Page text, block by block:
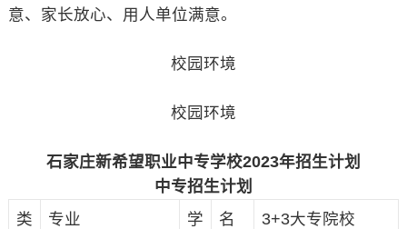
意、家长放心、用人单位满意。
校园环境
校园环境
石家庄新希望职业中专学校2023年招生计划
中专招生计划
类
专业
学
名
3+3大专院校